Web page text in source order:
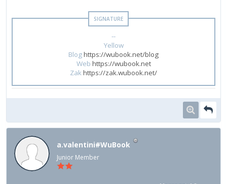
--
Yellow
Bloghttps://wubook.net/blog
Web https://wubook.net
Zakhttps://zak.wubook.net/
a.valentini#WuBook
Junior Member